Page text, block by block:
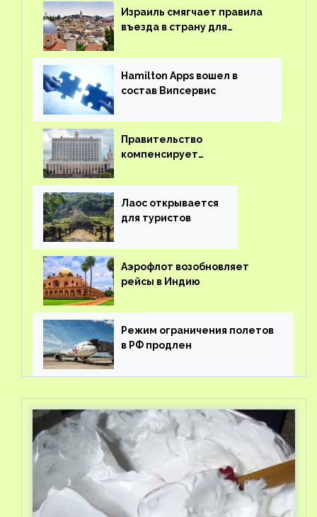
Израиль смягчает правила
въезда в страну для
Hamilton Apps вошел в
состав Випсервис
Правительство
компенсирует
вывоз россиян из-за рубежа
Лаос открывается
для туристов
Аэрофлот возобновляет
рейсы в Индию
Режим ограничения полетов
в РФ продлен